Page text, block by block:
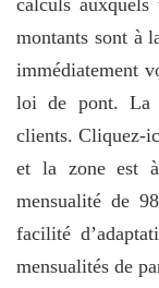
montants sont à
immédiatement
loi de pont. La
clients. Cliquez-
et la zone est
mensualité de
facilité
mensualités de